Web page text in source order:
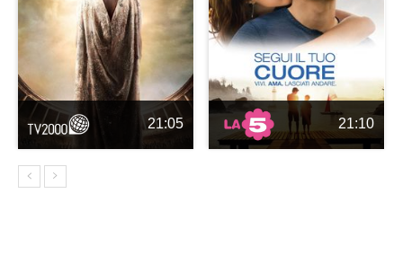
21:05 21:10